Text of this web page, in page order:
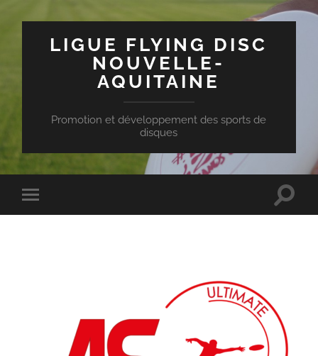
LIGUE FLYING DISC
NOUVELLE-
AQUITAINE
Promotion et développement des sports de
disques
Toggle
mobile
Toggle